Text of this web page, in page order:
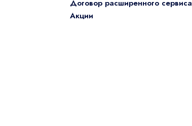
Договор расширенного сервиса
Акции